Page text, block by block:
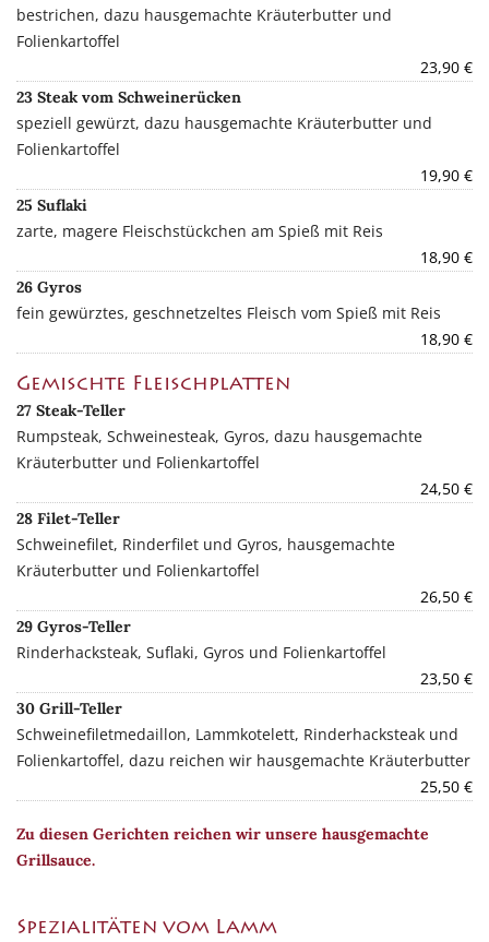
bestrichen, dazu haus­gemachte Kräuterbutter und
Folienkartoffel
23,90 €
23 Steak vom Schweinerücken
speziell gewürzt, dazu hausgemachte Kräuterbutter und
Folienkartoffel
19,90 €
25 Suflaki
zarte, magere Fleischstückchen am Spieß mit Reis
18,90 €
26 Gyros
fein gewürztes, geschnetzeltes Fleisch vom Spieß mit Reis
18,90 €
Gemischte Fleischplatten
27 Steak-Teller
Rumpsteak, Schweinesteak, Gyros, dazu hausgemachte
Kräuterbutter und Folienkartoffel
24,50 €
28 Filet-Teller
Schweinefilet, Rinderfilet und Gyros, hausgemachte
Kräuterbutter und Folienkartoffel
26,50 €
29 Gyros-Teller
Rinderhacksteak, Suflaki, Gyros und Folienkartoffel
23,50 €
30 Grill-Teller
Schweinefiletmedaillon, Lammkotelett, Rinderhacksteak und
Folienkartoffel, dazu reichen wir hausgemachte Kräuterbutter
25,50 €
Zu diesen Gerichten reichen wir unsere hausgemachte
Grillsauce.
Spezialitäten vom Lamm